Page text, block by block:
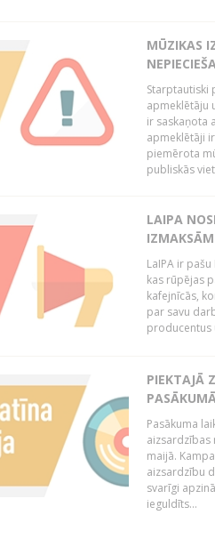
MŪZIKAS
Starptautiski
apmeklētāju
ir saskaņota
apmeklētāji
piemērota
publiskās
LAIPA
LaIPA ir
kas rūpējas
kafejnīcās,
par savu
producentus
PIEKTAJĀ
Pasākuma
aizsardzības
maijā.
aizsardzību
svarīgi
ieguldīts...